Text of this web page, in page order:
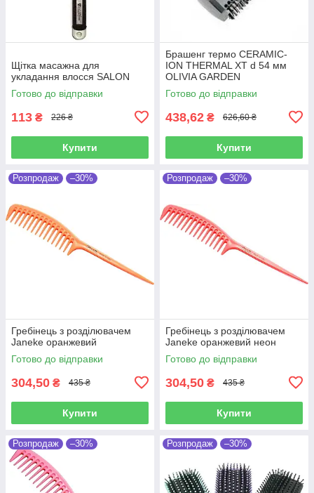
Щітка масажна для
укладання влосся SALON
Готово до відправки
113 ₴ 226 ₴
Купити
Брашенг термо CERAMIC-
ION THERMAL XT d 54 мм
OLIVIA GARDEN
Готово до відправки
438,62 ₴ 626,60 ₴
Купити
Розпродаж –30%
Гребінець з розділювачем
Janeke оранжевий
Готово до відправки
304,50 ₴ 435 ₴
Купити
Розпродаж –30%
Гребінець з розділювачем
Janeke оранжевий неон
Готово до відправки
304,50 ₴ 435 ₴
Купити
Розпродаж –30% Розпродаж –30%